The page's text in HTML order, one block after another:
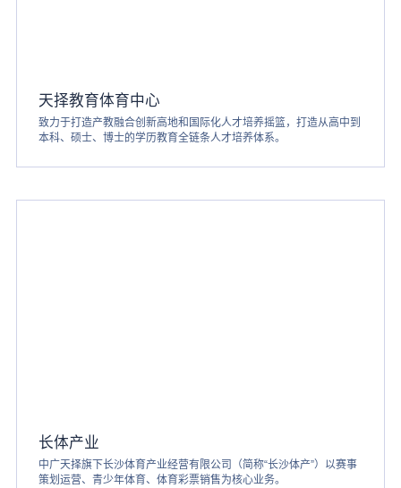
天择教育体育中心
致力于打造产教融合创新高地和国际化人才培养摇篮，打造从高中到
本科、硕士、博士的学历教育全链条人才培养体系。
长体产业
中广天择旗下长沙体育产业经营有限公司（简称“长沙体产”）以赛事
策划运营、青少年体育、体育彩票销售为核心业务。